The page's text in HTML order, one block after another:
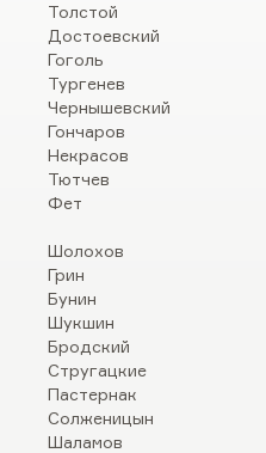
Толстой
Достоевский
Гоголь
Тургенев
Чернышевский
Гончаров
Некрасов
Тютчев
Фет
Шолохов
Грин
Бунин
Шукшин
Бродский
Стругацкие
Пастернак
Солженицын
Шаламов